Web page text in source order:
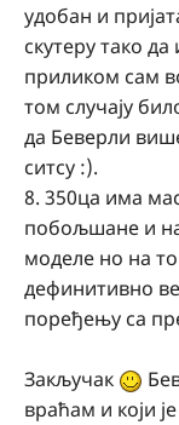
удобан и
скутеру тако
приликом сам
том случају
да Беверли
ситсу :).
8. 350ца има
побољшане и
моделе но на
дефинитивно
поређењу са
Закључак
враћам и који